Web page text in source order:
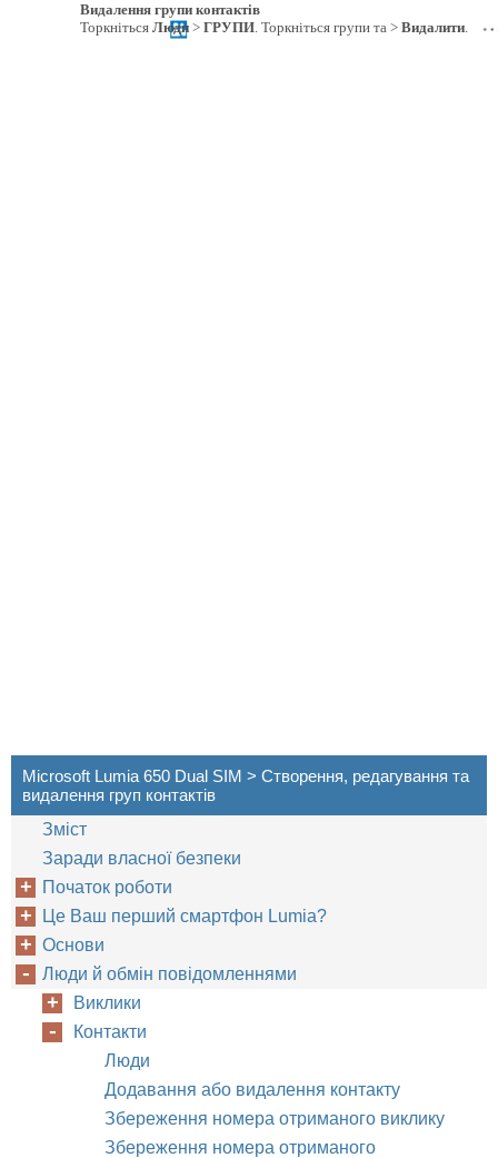
Видалення групи контактів
Торкніться Люди > ГРУПИ. Торкніться групи та > Видалити.
Microsoft Lumia 650 Dual SIM > Створення, редагування та
видалення груп контактів
Зміст
Заради власної безпеки
Початок роботи
Це Ваш перший смартфон Lumia?
Основи
Люди й обмін повідомленнями
Виклики
Контакти
Люди
Додавання або видалення контакту
Збереження номера отриманого виклику
Збереження номера отриманого